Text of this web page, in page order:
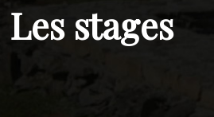
Les stages